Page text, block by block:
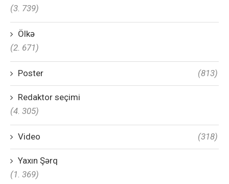
(3. 739)
Ölkə
(2. 671)
Poster (813)
Redaktor seçimi
(4. 305)
Video (318)
Yaxın Şərq
(1. 369)